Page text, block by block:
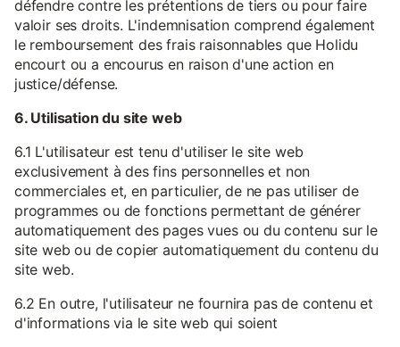
défendre contre les prétentions de tiers ou pour faire
valoir ses droits. L'indemnisation comprend également
le remboursement des frais raisonnables que Holidu
encourt ou a encourus en raison d'une action en
justice/défense.
6. Utilisation du site web
6.1 L'utilisateur est tenu d'utiliser le site web
exclusivement à des fins personnelles et non
commerciales et, en particulier, de ne pas utiliser de
programmes ou de fonctions permettant de générer
automatiquement des pages vues ou du contenu sur le
site web ou de copier automatiquement du contenu du
site web.
6.2 En outre, l'utilisateur ne fournira pas de contenu et
d'informations via le site web qui soient